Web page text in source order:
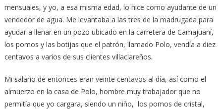
mensuales, y yo, a esa misma edad, lo hice como ayudante de un
vendedor de agua. Me levantaba a las tres de la madrugada para
ayudar a llenar en un pozo ubicado en la carretera de Camajuaní,
los pomos y las botijas que el patrón, llamado Polo, vendía a diez
centavos a varios de sus clientes villaclareños.
Mi salario de entonces eran veinte centavos al día, así como el
almuerzo en la casa de Polo, hombre muy trabajador que no
permitía que yo cargara, siendo un niño, los pomos de cristal,